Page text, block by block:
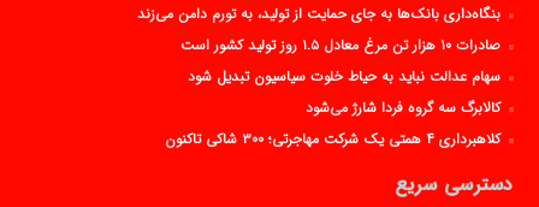
بنگاه‌داری بانک‌ها به جای حمایت از تولید، به تورم دامن می‌زند
صادرات ۱۰ هزار تن مرغ معادل ۱.۵ روز تولید کشور است
سهام عدالت نباید به حیاط خلوت سیاسیون تبدیل شود
کالابرگ سه گروه فردا شارژ می‌شود
کلاهبرداری ۴ همتی یک شرکت مهاجرتی؛ ۳۰۰ شاکی تاکنون
دسترسی سریع